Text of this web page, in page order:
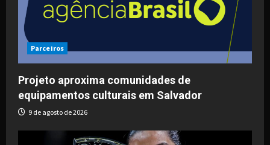
Parceiros
Projeto aproxima comunidades de
equipamentos culturais em Salvador
9 de agosto de 2026